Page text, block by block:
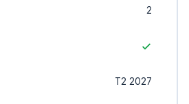
2
T2 2027